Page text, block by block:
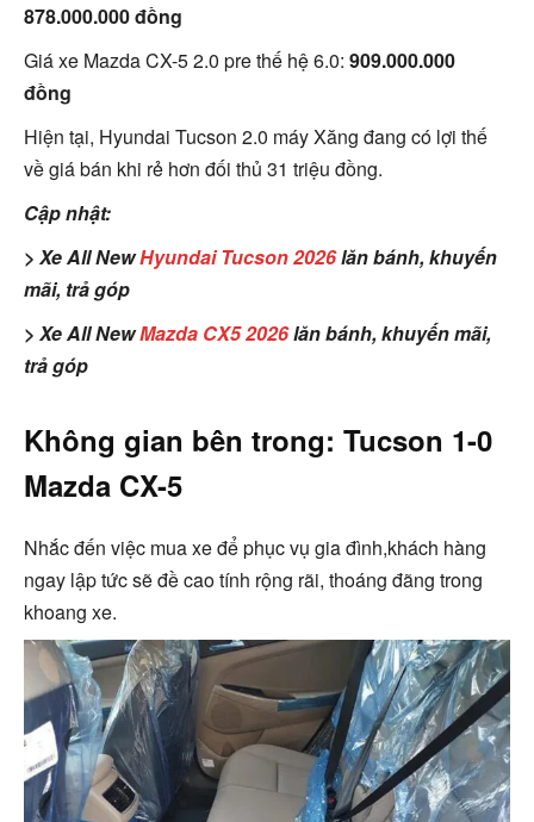
878.000.000 đồng
Giá xe Mazda CX-5 2.0 pre thế hệ 6.0: 909.000.000
đồng
Hiện tại, Hyundai Tucson 2.0 máy Xăng đang có lợi thế
về giá bán khi rẻ hơn đối thủ 31 triệu đồng.
Cập nhật:
> Xe All NewHyundai Tucson 2026lăn bánh, khuyến
mãi, trả góp
> Xe All NewMazda CX5 2026lăn bánh, khuyến mãi,
trả góp
Không gian bên trong: Tucson 1-0
Mazda CX-5
Nhắc đến việc mua xe để phục vụ gia đình,khách hàng
ngay lập tức sẽ đề cao tính rộng rãi, thoáng đãng trong
khoang xe.